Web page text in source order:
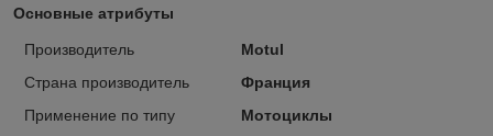
Основные атрибуты
Производитель
Motul
Страна производитель
Франция
Применение по типу
Мотоциклы